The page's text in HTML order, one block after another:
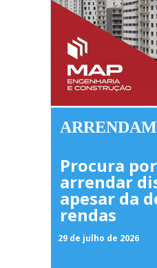
Procura
arrendar
apesar da
rendas
29 de julho de 2026